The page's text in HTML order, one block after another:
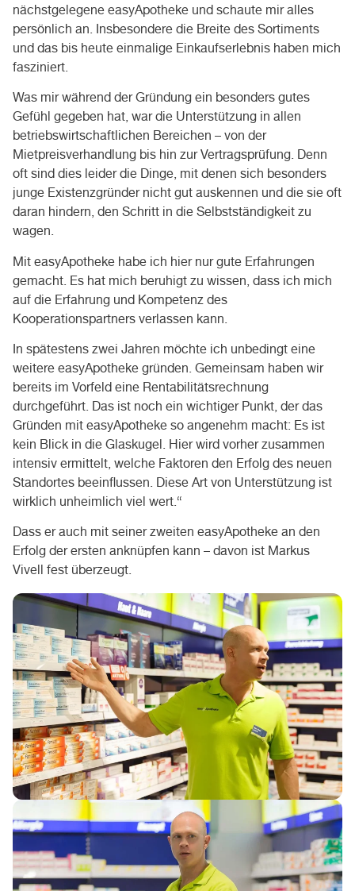
nächstgelegene easyApotheke und schaute mir alles
persönlich an. Insbesondere die Breite des Sortiments
und das bis heute einmalige Einkaufserlebnis haben mich
fasziniert.
Was mir während der Gründung ein besonders gutes
Gefühl gegeben hat, war die Unterstützung in allen
betriebswirtschaftlichen Bereichen – von der
Mietpreisverhandlung bis hin zur Vertragsprüfung. Denn
oft sind dies leider die Dinge, mit denen sich besonders
junge Existenzgründer nicht gut auskennen und die sie oft
daran hindern, den Schritt in die Selbstständigkeit zu
wagen.
Mit easyApotheke habe ich hier nur gute Erfahrungen
gemacht. Es hat mich beruhigt zu wissen, dass ich mich
auf die Erfahrung und Kompetenz des
Kooperationspartners verlassen kann.
In spätestens zwei Jahren möchte ich unbedingt eine
weitere easyApotheke gründen. Gemeinsam haben wir
bereits im Vorfeld eine Rentabilitätsrechnung
durchgeführt. Das ist noch ein wichtiger Punkt, der das
Gründen mit easyApotheke so angenehm macht: Es ist
kein Blick in die Glaskugel. Hier wird vorher zusammen
intensiv ermittelt, welche Faktoren den Erfolg des neuen
Standortes beeinflussen. Diese Art von Unterstützung ist
wirklich unheimlich viel wert.“
Dass er auch mit seiner zweiten easyApotheke an den
Erfolg der ersten anknüpfen kann – davon ist Markus
Vivell fest überzeugt.